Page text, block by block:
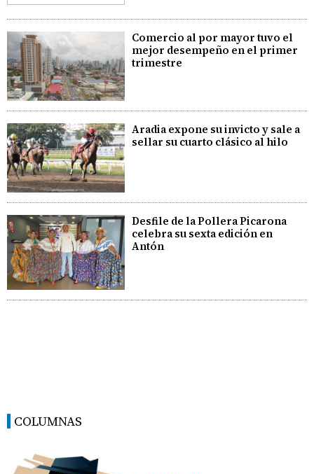
Comercio al por mayor tuvo el
mejor desempeño en el primer
trimestre
Aradia expone su invicto y sale a
sellar su cuarto clásico al hilo
Desfile de la Pollera Picarona
celebra su sexta edición en
Antón
COLUMNAS